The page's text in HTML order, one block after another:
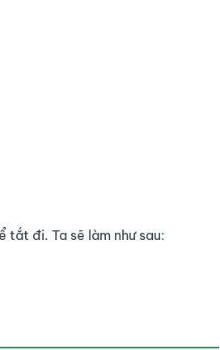
tắt đi. Ta sẽ làm như sau: